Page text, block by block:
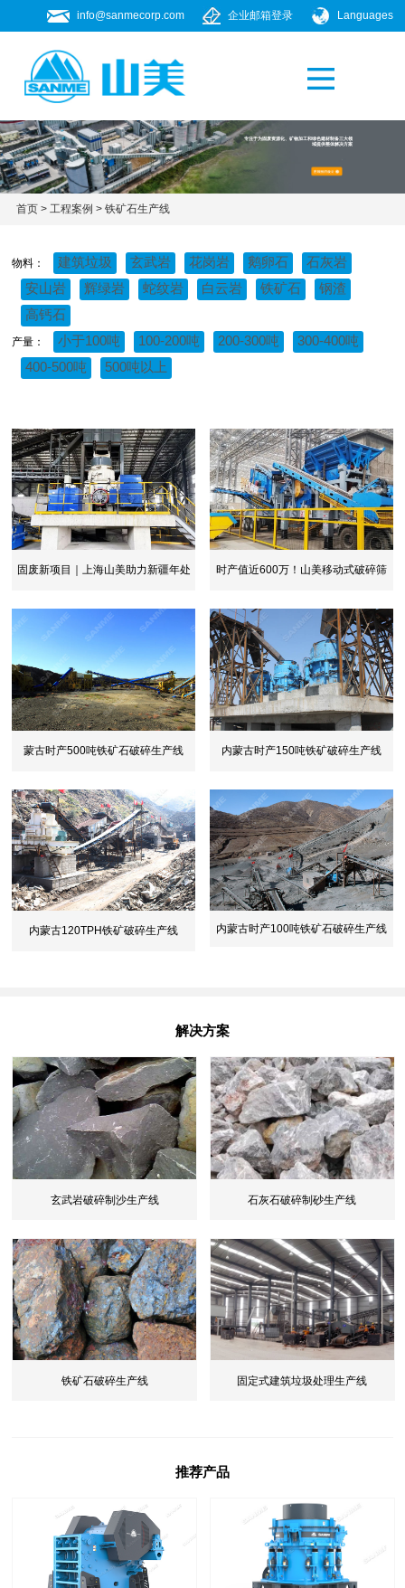
Languages
企业邮箱登录
info@sanmecorp.com
专注于为固废资源化、矿物加工和绿色建材制备三大领
域提供整体解决方案
首页 >工程案例 > 铁矿石生产线
物料： 建筑垃圾 玄武岩 花岗岩 鹅卵石
石灰岩
安山岩
辉绿岩 蛇纹岩 白云岩 铁矿石
钢渣
高钙石
产量： 小于100吨 100-200吨 200-300吨
300-400吨
400-500吨
500吨以上
固废新项目｜上海山美助力新疆年处
时产值近600万！山美移动式破碎筛
蒙古时产500吨铁矿石破碎生产线 内蒙古时产150吨铁矿破碎生产线
内蒙古120TPH铁矿破碎生产线 内蒙古时产100吨铁矿石破碎生产线
解决方案
玄武岩破碎制沙生产线 石灰石破碎制砂生产线
铁矿石破碎生产线 固定式建筑垃圾处理生产线
推荐产品